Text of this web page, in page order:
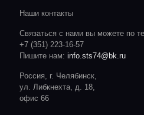
Наши контакты
Связаться с нами вы можете по
+7 (351) 223-16-57
Пишите нам: info.sts74@bk.ru
Россия, г. Челябинск,
ул. Либкнехта, д. 18,
офис 66